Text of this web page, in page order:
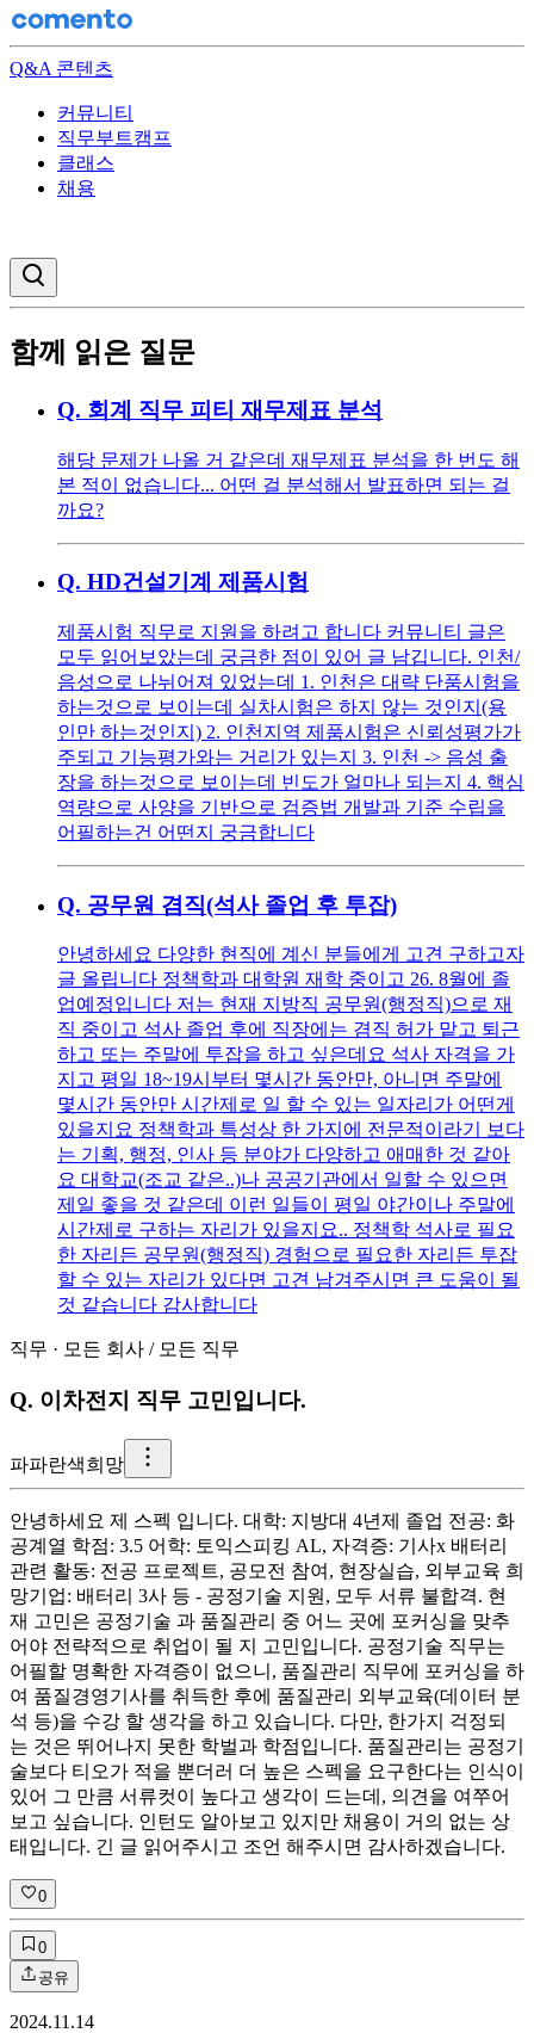
Q&A 콘텐츠
커뮤니티
직무부트캠프
클래스
채용
함께 읽은 질문
Q. 회계 직무 피티 재무제표 분석
해당 문제가 나올 거 같은데 재무제표 분석을 한 번도 해
본 적이 없습니다... 어떤 걸 분석해서 발표하면 되는 걸
까요?
Q. HD건설기계 제품시험
제품시험 직무로 지원을 하려고 합니다 커뮤니티 글은
모두 읽어보았는데 궁금한 점이 있어 글 남깁니다. 인천/
음성으로 나뉘어져 있었는데 1. 인천은 대략 단품시험을
하는것으로 보이는데 실차시험은 하지 않는 것인지(용
인만 하는것인지) 2. 인천지역 제품시험은 신뢰성평가가
주되고 기능평가와는 거리가 있는지 3. 인천 -> 음성 출
장을 하는것으로 보이는데 빈도가 얼마나 되는지 4. 핵심
역량으로 사양을 기반으로 검증법 개발과 기준 수립을
어필하는건 어떤지 궁금합니다
Q. 공무원 겸직(석사 졸업 후 투잡)
안녕하세요 다양한 현직에 계신 분들에게 고견 구하고자
글 올립니다 정책학과 대학원 재학 중이고 26. 8월에 졸
업예정입니다 저는 현재 지방직 공무원(행정직)으로 재
직 중이고 석사 졸업 후에 직장에는 겸직 허가 맡고 퇴근
하고 또는 주말에 투잡을 하고 싶은데요 석사 자격을 가
지고 평일 18~19시부터 몇시간 동안만, 아니면 주말에
몇시간 동안만 시간제로 일 할 수 있는 일자리가 어떤게
있을지요 정책학과 특성상 한 가지에 전문적이라기 보다
는 기획, 행정, 인사 등 분야가 다양하고 애매한 것 같아
요 대학교(조교 같은..)나 공공기관에서 일할 수 있으면
제일 좋을 것 같은데 이런 일들이 평일 야간이나 주말에
시간제로 구하는 자리가 있을지요.. 정책학 석사로 필요
한 자리든 공무원(행정직) 경험으로 필요한 자리든 투잡
할 수 있는 자리가 있다면 고견 남겨주시면 큰 도움이 될
것 같습니다 감사합니다
직무 · 모든 회사 / 모든 직무
Q. 이차전지 직무 고민입니다.
파파란색희망
안녕하세요 제 스펙 입니다. 대학: 지방대 4년제 졸업 전공: 화
공계열 학점: 3.5 어학: 토익스피킹 AL, 자격증: 기사x 배터리
관련 활동: 전공 프로젝트, 공모전 참여, 현장실습, 외부교육 희
망기업: 배터리 3사 등 - 공정기술 지원, 모두 서류 불합격. 현
재 고민은 공정기술 과 품질관리 중 어느 곳에 포커싱을 맞추
어야 전략적으로 취업이 될 지 고민입니다. 공정기술 직무는
어필할 명확한 자격증이 없으니, 품질관리 직무에 포커싱을 하
여 품질경영기사를 취득한 후에 품질관리 외부교육(데이터 분
석 등)을 수강 할 생각을 하고 있습니다. 다만, 한가지 걱정되
는 것은 뛰어나지 못한 학벌과 학점입니다. 품질관리는 공정기
술보다 티오가 적을 뿐더러 더 높은 스펙을 요구한다는 인식이
있어 그 만큼 서류컷이 높다고 생각이 드는데, 의견을 여쭈어
보고 싶습니다. 인턴도 알아보고 있지만 채용이 거의 없는 상
태입니다. 긴 글 읽어주시고 조언 해주시면 감사하겠습니다.
0
0
공유
2024.11.14